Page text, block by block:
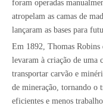
foram operadas
atropelam as camas de
lançaram as bases para
Em 1892, Thomas Robins
levaram à criação de uma
transportar carvão e
de mineração, tornando o
eficientes e menos